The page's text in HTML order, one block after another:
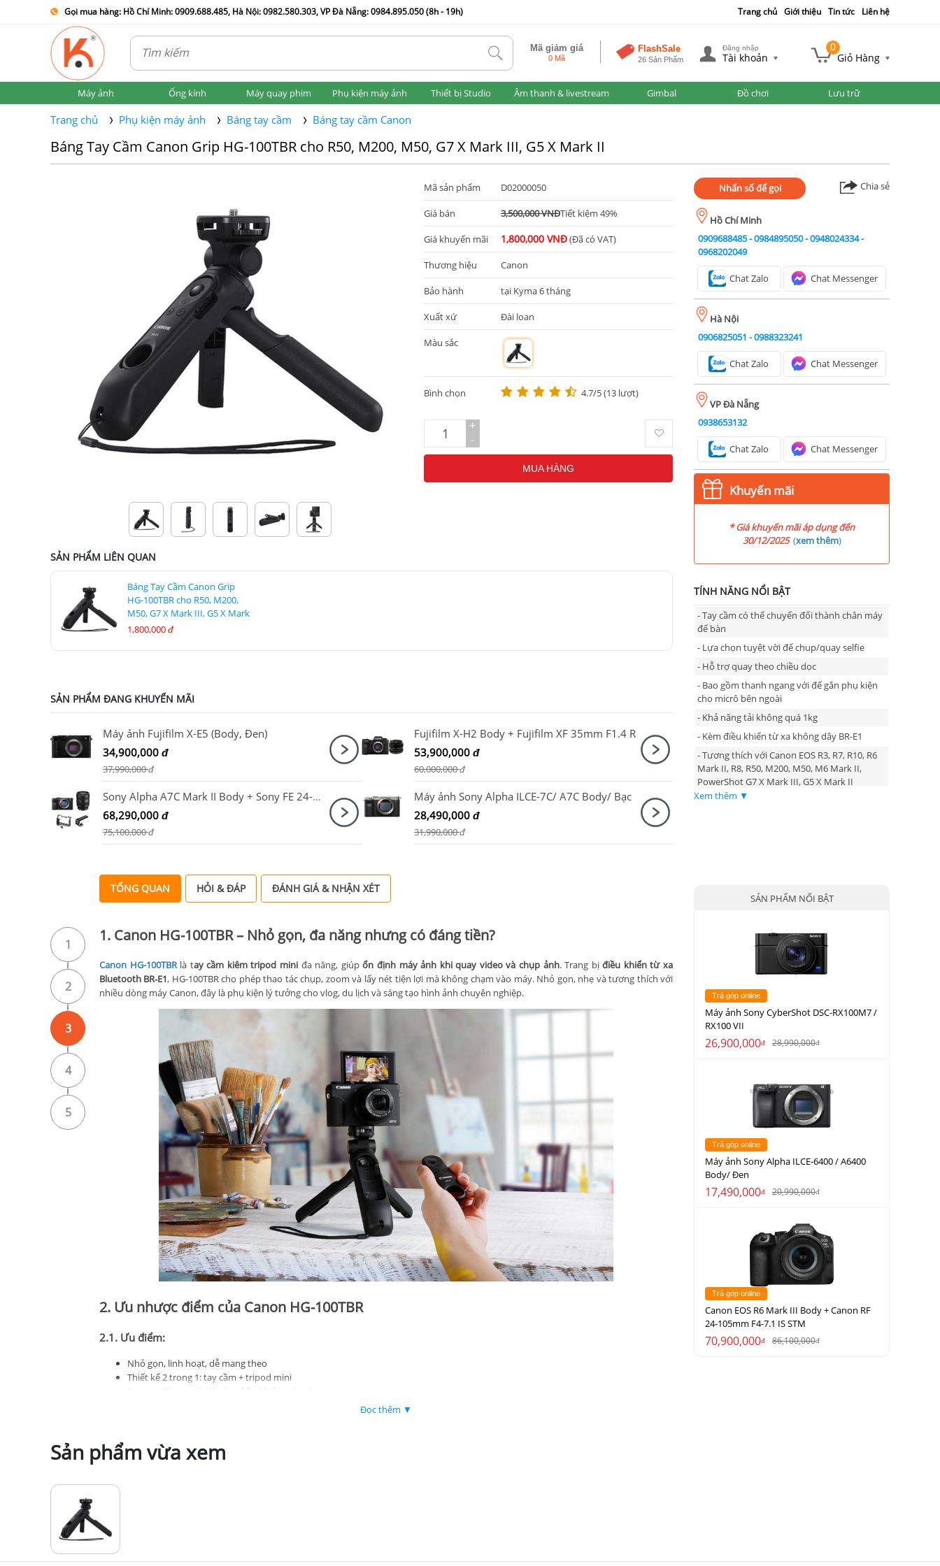
Gọi mua hàng: Hồ Chí Minh: 0909.688.485, Hà Nội: 0982.580.303, VP Đà Nẵng: 0984.895.050 (8h - 19h) Trang chủ Giới thiệu Tin tức Liên hệ
tlk Mã giảm giá
0 Mã
FlashSale
26 Sản Phẩm
Đăng nhập
Tài khoản
0
Giỏ Hàng
Máy ảnh Ống kính Máy quay phim Phụ kiện máy ảnh Thiết bị Studio Âm thanh & livestream Gimbal Đồ chơi Lưu trữ
Trang chủ Phụ kiện máy ảnh Báng tay cầm Báng tay cầm Canon
Báng Tay Cầm Canon Grip HG-100TBR cho R50, M200, M50, G7 X Mark III, G5 X Mark II
Mã sản phẩm D02000050
Giá bán 3,500,000 VNĐTiết kiệm 49%
Giá khuyến mãi 1,800,000 VNĐ(Đã có VAT)
Thương hiệu Canon
Bảo hành tại Kyma 6 tháng
Xuất xứ Đài loan
Màu sắc
m
Bình chọn 4.7/5 (13 lượt)
+
-
MUA HÀNG
SẢN PHẨM LIÊN QUAN
Báng Tay Cầm Canon Grip
HG-100TBR cho R50, M200,
M50, G7 X Mark III, G5 X Mark
II1,800,000 đ
SẢN PHẨM ĐANG KHUYẾN MÃI
Máy ảnh Fujifilm X-E5 (Body, Đen)
34,900,000 đ
37,990,000đ
Fujifilm X-H2 Body + Fujifilm XF 35mm F1.4 R
53,900,000 đ
60,000,000đ
Sony Alpha A7C Mark II Body + Sony FE 24-50mm F2.8 G + SmallRig HawkLock Cage 5198 + SmallRig NATO Top Handle 3766
68,290,000 đ
75,100,000đ
Máy ảnh Sony Alpha ILCE-7C/ A7C Body/ Bạc
28,490,000 đ
31,990,000đ
Nhấn số để gọi Chia sẻ
Hồ Chí Minh
0909688485-0984895050-0948024334-
0968202049
Chat Zalo Chat Messenger
Hà Nội
0906825051 -0988323241
Chat Zalo Chat Messenger
VP Đà Nẵng
0938653132
Chat Zalo Chat Messenger
Khuyến mãi
* Giá khuyến mãi áp dụng đến
30/12/2025 (xem thêm)
TÍNH NĂNG NỔI BẬT
- Tay cầm có thể chuyển đổi thành chân máy
để bàn
- Lựa chọn tuyệt vời để chup/quay selfie
- Hỗ trợ quay theo chiều dọc
- Bao gồm thanh ngang với đế gắn phụ kiện
cho micrô bên ngoài
- Khả năng tải không quá 1kg
- Kèm điều khiển từ xa không dây BR-E1
- Tương thích với Canon EOS R3, R7, R10, R6
Mark II, R8, R50, M200, M50, M6 Mark II,
PowerShot G7 X Mark III, G5 X Mark II
Xem thêm ▼
1
2
3
4
5
TỔNG QUAN HỎI & ĐÁP ĐÁNH GIÁ & NHẬN XÉT
1. Canon HG-100TBR – Nhỏ gọn, đa năng nhưng có đáng tiền?
Canon HG-100TBRlà tay cầm kiêm tripod mini đa năng, giúpổn định máy ảnh khi quay video và chụp ảnh. Trang bịđiều khiển từ xa
Bluetooth BR‑E1, HG-100TBR cho phép thao tác chụp, zoom và lấy nét tiện lợi mà không chạm vào máy. Nhỏ gọn, nhẹ và tương thích với
nhiều dòng máy Canon, đây là phụ kiện lý tưởng cho vlog, du lịch và sáng tạo hình ảnh chuyên nghiệp.
2. Ưu nhược điểm của Canon HG-100TBR
2.1. Ưu điểm:
Nhỏ gọn, linh hoạt, dễ mang theo
Thiết kế 2 trong 1: tay cầm + tripod mini
Hỗ trợ phụ kiện qua cold shoe
3. Đánh giá Canon HG-100TBR
Đọc thêm ▼
SẢN PHẨM NỔI BẬT
Trả góp online
Máy ảnh Sony CyberShot DSC-RX100M7 /
RX100 VII
26,900,000đ 28,990,000đ
Trả góp online
Máy ảnh Sony Alpha ILCE-6400 / A6400
Body/ Đen
17,490,000đ 20,990,000đ
Trả góp online
Canon EOS R6 Mark III Body + Canon RF
24-105mm F4-7.1 IS STM
70,900,000đ 86,100,000đ
Sản phẩm vừa xem